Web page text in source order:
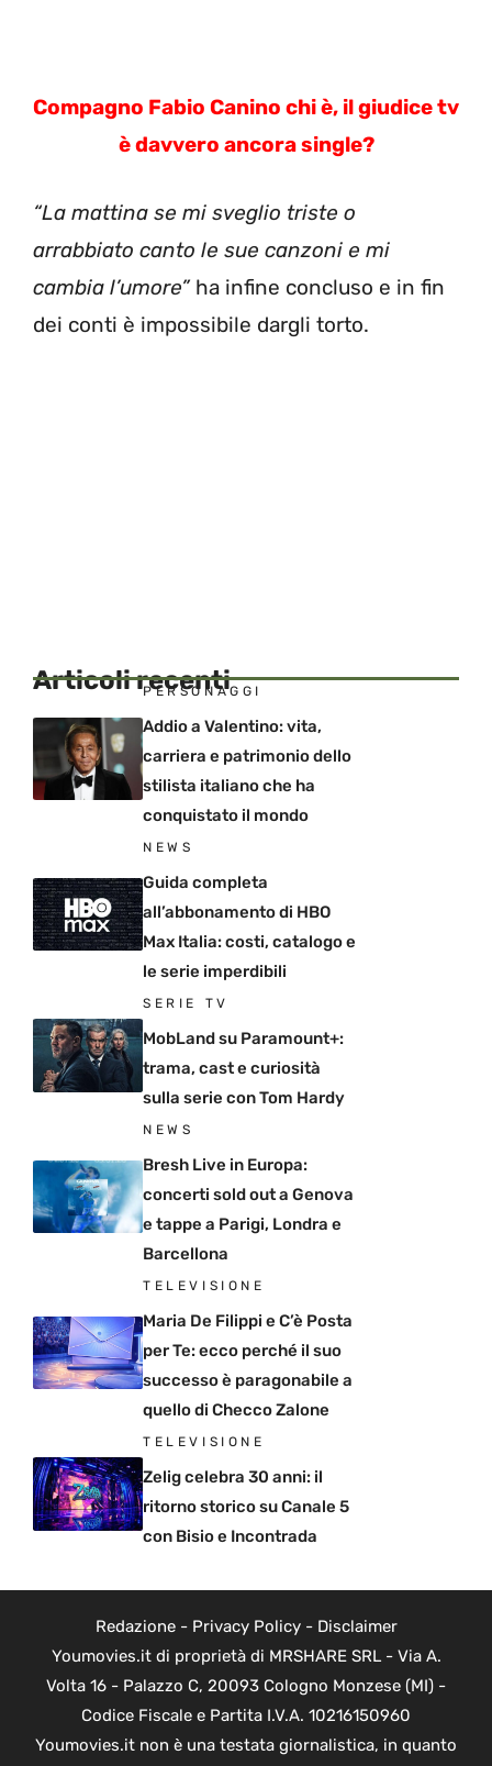
Compagno Fabio Canino chi è, il giudice tv
è davvero ancora single?
“La mattina se mi sveglio triste o
arrabbiato canto le sue canzoni e mi
cambia l’umore”ha infine concluso e in fin
dei conti è impossibile dargli torto.
Articoli recenti
PERSONAGGI
Addio a Valentino: vita,
carriera e patrimonio dello
stilista italiano che ha
conquistato il mondo
NEWS
Guida completa
all’abbonamento di HBO
Max Italia: costi, catalogo e
le serie imperdibili
SERIE TV
MobLand su Paramount+:
trama, cast e curiosità
sulla serie con Tom Hardy
NEWS
Bresh Live in Europa:
concerti sold out a Genova
e tappe a Parigi, Londra e
Barcellona
TELEVISIONE
Maria De Filippi e C’è Posta
per Te: ecco perché il suo
successo è paragonabile a
quello di Checco Zalone
TELEVISIONE
Zelig celebra 30 anni: il
ritorno storico su Canale 5
con Bisio e Incontrada
Redazione- Privacy Policy- Disclaimer
Youmovies.it di proprietà di MRSHARE SRL - Via A.
Volta 16 - Palazzo C, 20093 Cologno Monzese (MI) -
Codice Fiscale e Partita I.V.A. 10216150960
Youmovies.it non è una testata giornalistica, in quanto